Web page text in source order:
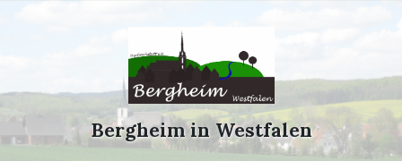
Skip
Skip
Skip
Bergheim in Westfalen